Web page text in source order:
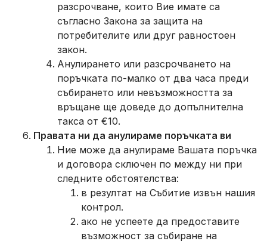
разсрочване, които Вие имате са
съгласно Закона за защита на
потребителите или друг равностоен
закон.
Анулирането или разсрочването на
поръчката по-малко от два часа преди
събирането или невъзможността за
връщане ще доведе до допълнителна
такса от €10.
Правата ни да анулираме поръчката ви
Ние може да анулираме Вашата поръчка
и договора сключен по между ни при
следните обстоятелства:
в резултат на Събитие извън нашия
контрол.
ако не успеете да предоставите
възможност за събиране на